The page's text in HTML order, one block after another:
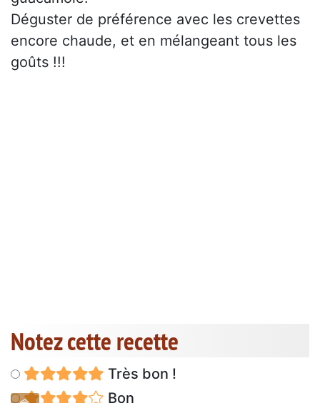
Déguster de préférence avec les crevettes
encore chaude, et en mélangeant tous les
goûts !!!
Notez cette recette
Très bon !
Bon